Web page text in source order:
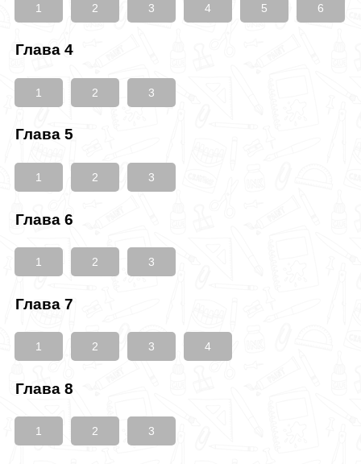
1 2 3 4 5 6
Глава 4
1 2 3
Глава 5
1 2 3
Глава 6
1 2 3
Глава 7
1 2 3 4
Глава 8
1 2 3